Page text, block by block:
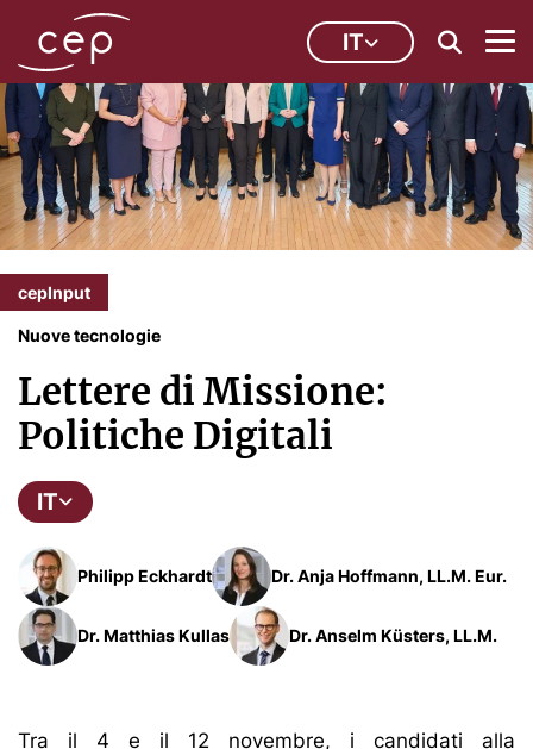
IT
cepInput
Nuove tecnologie
Lettere di Missione:
Politiche Digitali
IT
Philipp Eckhardt Dr. Anja Hoffmann, LL.M. Eur.
Dr. Matthias Kullas Dr. Anselm Küsters, LL.M.
Tra il 4 e il 12 novembre, i candidati alla